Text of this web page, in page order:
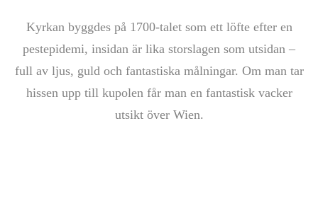
Kyrkan byggdes på 1700-talet som ett löfte efter en
pestepidemi, insidan är lika storslagen som utsidan –
full av ljus, guld och fantastiska målningar. Om man tar
hissen upp till kupolen får man en fantastisk vacker
utsikt över Wien.